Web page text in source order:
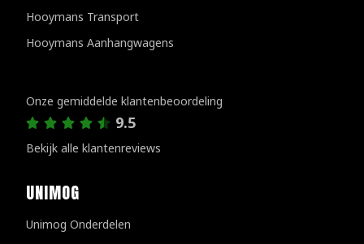
Hooymans Transport
Hooymans Aanhangwagens
Onze gemiddelde klantenbeoordeling
9.5
Bekijk alle klantenreviews
UNIMOG
Unimog Onderdelen